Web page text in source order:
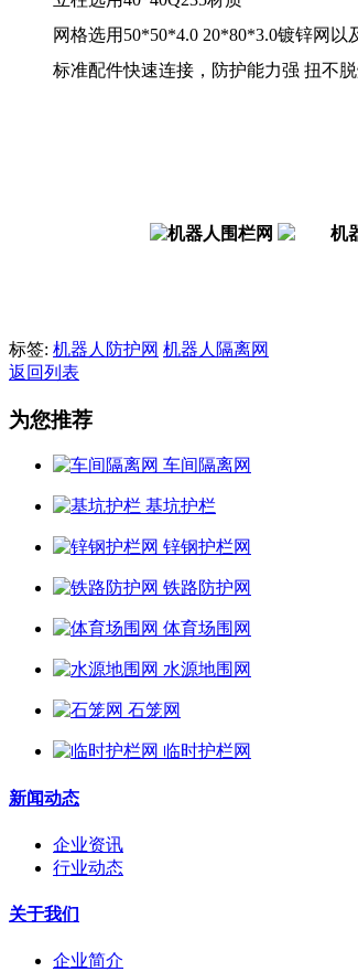
网格选用50*50*4.0 20*80*3.0镀锌网以
标准配件快速连接，防护能力强 扭不
标签: 机器人防护网 机器人隔离网
返回列表
为您推荐
车间隔离网
基坑护栏
锌钢护栏网
铁路防护网
体育场围网
水源地围网
石笼网
临时护栏网
新闻动态
企业资讯
行业动态
关于我们
企业简介